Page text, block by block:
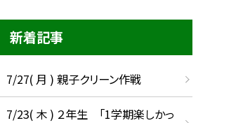
新着記事
7/27( 月 ) 親子クリーン作戦
7/23( 木 ) ２年生 「1学期楽しかっ